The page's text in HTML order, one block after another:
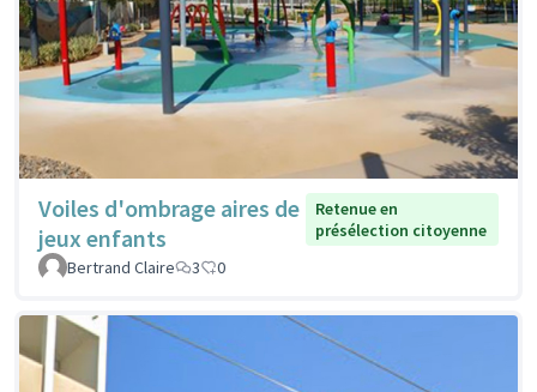
Voiles d'ombrage aires de
jeux enfants
Retenue en
présélection citoyenne
Bertrand Claire
3 0